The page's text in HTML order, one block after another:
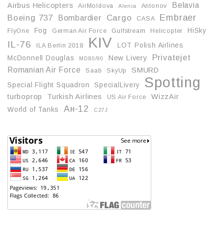
Airbus Helicopters
AirMoldova Alenia Antonov Belavia
Boeing 737 Bombardier Cargo CASA Embraer
FlyOne Fog German Air Force Gulfstream Helicopter HiSky
IL-76 ILA Berlin 2018 KIV
LOT Polish Airlines
McDonnell Douglas
MD80/90 New Livery Privatejet
Romanian Air Force Saab SkyUp
SMURD
Special Flight Squadron
SpecialLivery Spotting
turboprop Turkish Airlines US Air Force
WizzAir
World of Tanks
Ан-12 С27J